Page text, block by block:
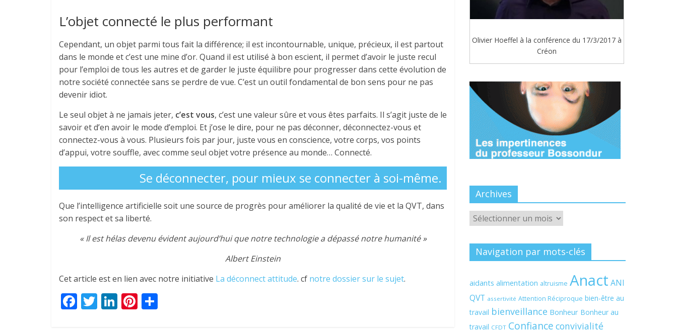
L’objet connecté le plus performant
Cependant, un objet parmi tous fait la différence; il est incontournable, unique, précieux, il est partout
dans le monde et c’est une mine d’or. Quand il est utilisé à bon escient, il permet d’avoir le juste recul
pour l’emploi de tous les autres et de garder le juste équilibre pour progresser dans cette évolution de
notre société connectée sans se perdre de vue. C’est un outil fondamental de bon sens pour ne pas
devenir idiot.
Le seul objet à ne jamais jeter, c’est vous, c’est une valeur sûre et vous êtes parfaits. Il s’agit juste de le
savoir et d’en avoir le mode d’emploi. Et j’ose le dire, pour ne pas déconner, déconnectez-vous et
connectez-vous à vous. Plusieurs fois par jour, juste vous en conscience, votre corps, vos points
d’appui, votre souffle, avec comme seul objet votre présence au monde… Connecté.
Se déconnecter, pour mieux se connecter à soi-même.
Que l’intelligence artificielle soit une source de progrès pour améliorer la qualité de vie et la QVT, dans
son respect et sa liberté.
« Il est hélas devenu évident aujourd’hui que notre technologie a dépassé notre humanité »
Albert Einstein
Cet article est en lien avec notre initiative La déconnect attitude. cf notre dossier sur le sujet.
F T Li Pi
Olivier Hoeffel à la conférence du 17/3/2017 à
Créon
Archives
Archives
Navigation par mots-clés
aidants alimentation altruisme Anact ANI
QVT assertivité Attention Réciproque bien-être au
travail bienveillance Bonheur Bonheur au
travail CFDT Confiance convivialité